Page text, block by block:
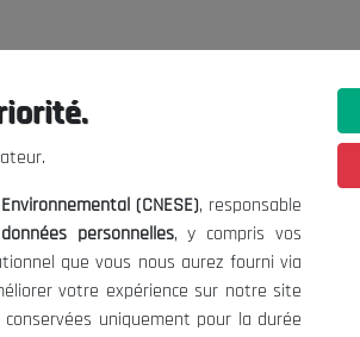
contact@cnese.dz
Suggestions ou Initiatives ?
Newsletter
Inscrivez-vous, soyez le premier à
nos dernières nouvelles.
(CNESE), responsable
données personnelles, y compris vos
que vous nous aurez fourni via
votre expérience sur notre site
uniquement pour la durée